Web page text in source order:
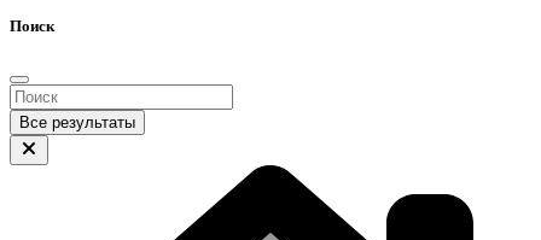
Поиск
Все результаты